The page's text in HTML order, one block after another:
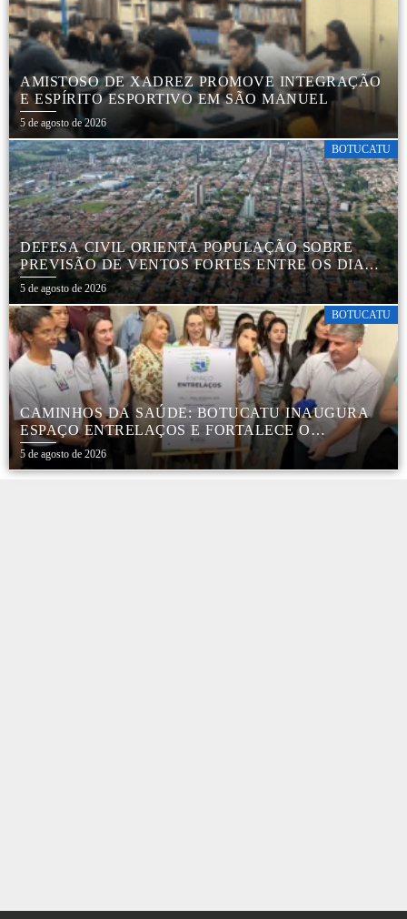
AMISTOSO DE XADREZ PROMOVE INTEGRAÇÃO
E ESPÍRITO ESPORTIVO EM SÃO MANUEL
5 de agosto de 2026
BOTUCATU
DEFESA CIVIL ORIENTA POPULAÇÃO SOBRE
PREVISÃO DE VENTOS FORTES ENTRE OS DIAS 6
E 9 DE AGOSTO
5 de agosto de 2026
BOTUCATU
CAMINHOS DA SAÚDE: BOTUCATU INAUGURA
ESPAÇO ENTRELAÇOS E FORTALECE O
CUIDADO ESPECIALIZADO COM CRIANÇAS E
FAMÍLIAS
5 de agosto de 2026